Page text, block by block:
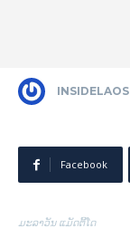
INSIDELAOS
Facebook
ມະລາວັນ ແມັດຕີ້ໂດ